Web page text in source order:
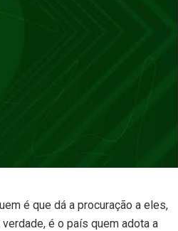
é que dá a procuração a eles,
é o país quem adota a